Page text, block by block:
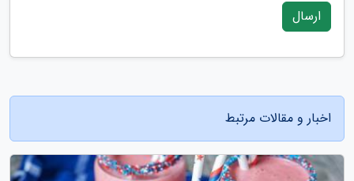
ارسال
اخبار و مقالات مرتبط